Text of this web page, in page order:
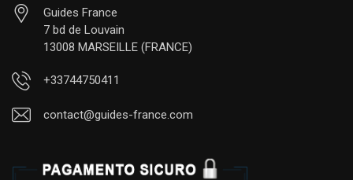
Guides France
7 bd de Louvain
13008 MARSEILLE (FRANCE)
+33744750411
contact@guides-france.com